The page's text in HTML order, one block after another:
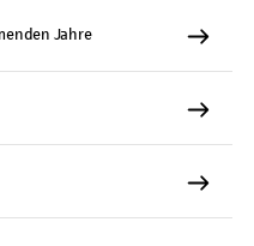
Jahre